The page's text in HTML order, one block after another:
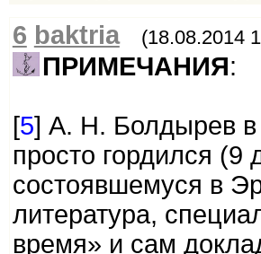
6 baktria (18.08.2014
ПРИМЕЧАНИЯ:
[5] А. Н. Болдырев в
просто гордился
состоявшемуся в
литература,
время» и сам